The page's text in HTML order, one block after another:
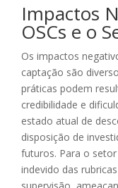
Impactos
OSCs e o
Os impactos
captação são
práticas podem
credibilidade e
estado atual de
disposição de
futuros. Para o
indevido das